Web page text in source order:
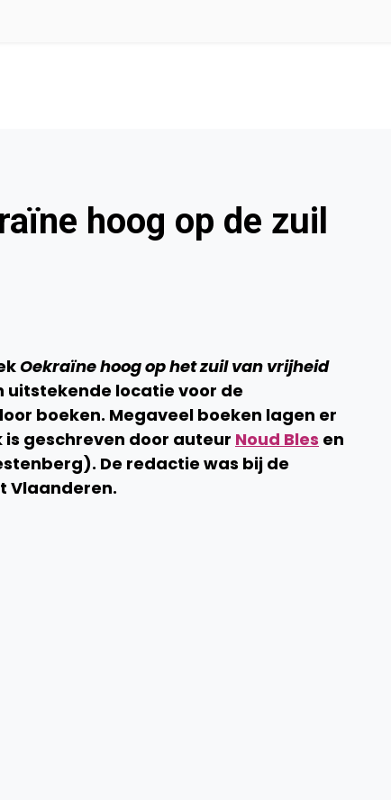
hoog op de zuil
Oekraïne hoog op het zuil van vrijheid
uitstekende locatie voor de
boeken. Megaveel boeken lagen er
geschreven door auteur Noud Bles en
De redactie was bij de
Vlaanderen.